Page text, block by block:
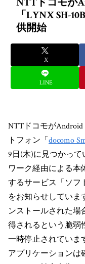
「LYNX SH-
供開始
X
LINE
NTTドコモが
トフォン「docomo
9日(木)に見つかっ
ワーク経由による
するサービス「ソフ
をお知らせしていま
ンストールされた場
得されるという脆弱
一時停止されていま
アプリケーションは